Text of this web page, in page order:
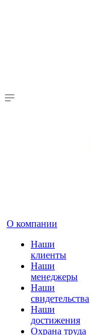
О компании
Наши
клиенты
Наши
менеджеры
Наши
свидетельства
Наши
достижения
Охрана труда